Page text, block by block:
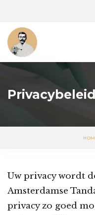
Privacybeleid
Uw privacy wordt
Amsterdamse
privacy zo goed